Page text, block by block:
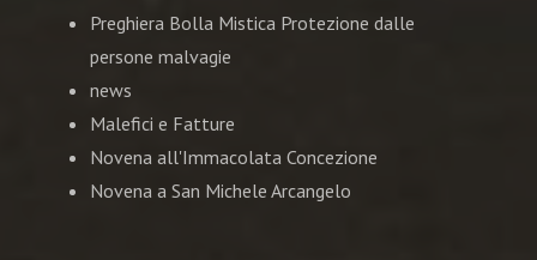
Preghiera Bolla Mistica Protezione dalle
persone malvagie
news
Malefici e Fatture
Novena all'Immacolata Concezione
Novena a San Michele Arcangelo